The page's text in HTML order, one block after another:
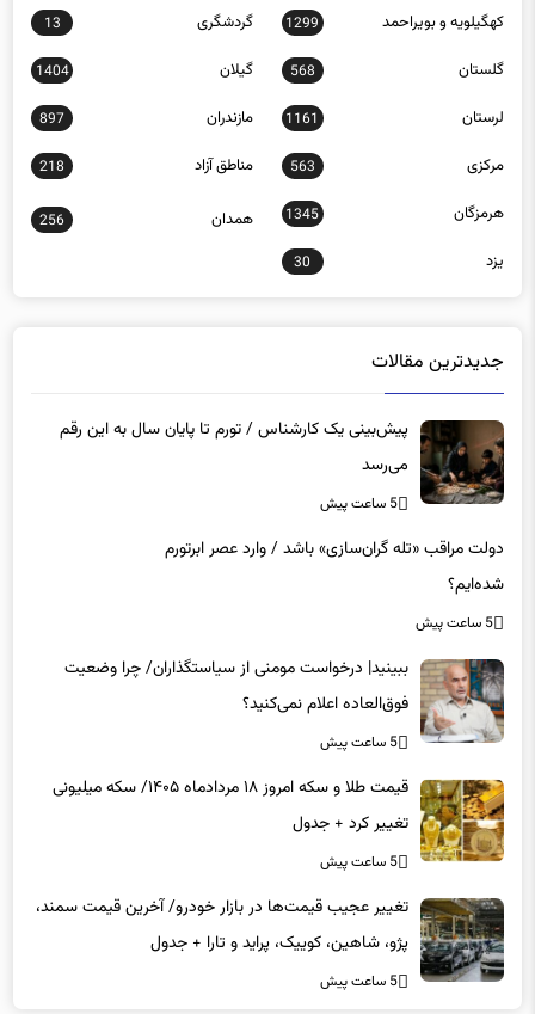
گلستان 568 گیلان 1404
لرستان 1161 مازندران 897
مرکزی 563 مناطق آزاد 218
هرمزگان 1345
256
یزد 30
پیش‌بینی یک کارشناس / تورم تا پایان سال به این رقم
می‌رسد
5 ساعت پیش
دولت مراقب «تله گران‌سازی» باشد / وارد عصر ابرتورم
شده‌ایم؟
5 ساعت پیش
فوق‌العاده اعلام نمی‌کنید؟
5 ساعت پیش
تغییر کرد + جدول
5 ساعت پیش
تغییر عجیب قیمت‌ها در بازار خودرو/ آخرین قیمت سمند،
پژو، شاهین، کوییک، پراید و تارا + جدول
5 ساعت پیش